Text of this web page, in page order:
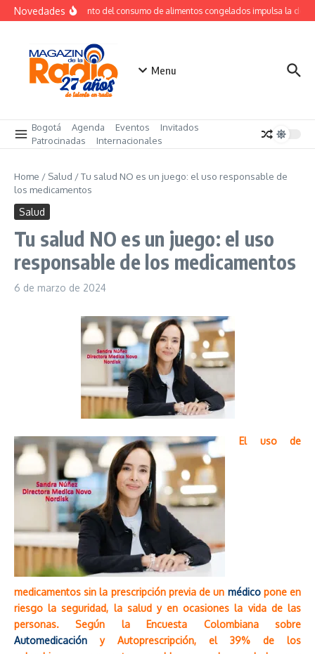
Saltar al contenido
NovedadesCrecimiento del consumo de alimentos congelados impulsa la
Menu
Bogotá Agenda Eventos
Invitados
Patrocinadas
Internacionales
Home / Salud /Tu salud NO es un juego: el uso responsable de
los medicamentos
Salud
Tu salud NO es un juego: el uso
responsable de los medicamentos
6 de marzo de 2024
El uso de
medicamentos sin la prescripción previa de un médicopone en
riesgo la seguridad, la salud y en ocasiones la vida de las
personas. Según la Encuesta Colombiana sobre
Automedicación
y Autoprescripción, el 39% de los